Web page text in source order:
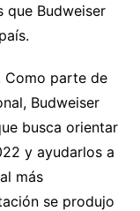
que Budweiser
Como parte de
Budweiser
busca orientar
y ayudarlos a
más
se produjo